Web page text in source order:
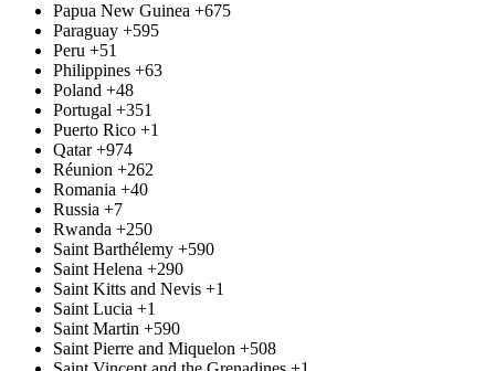
Papua New Guinea +675
Paraguay +595
Peru +51
Philippines +63
Poland +48
Portugal +351
Puerto Rico +1
Qatar +974
Réunion +262
Romania +40
Russia +7
Rwanda +250
Saint Barthélemy +590
Saint Helena +290
Saint Kitts and Nevis +1
Saint Lucia +1
Saint Martin +590
Saint Pierre and Miquelon +508